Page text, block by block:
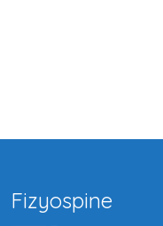
Fizyospine